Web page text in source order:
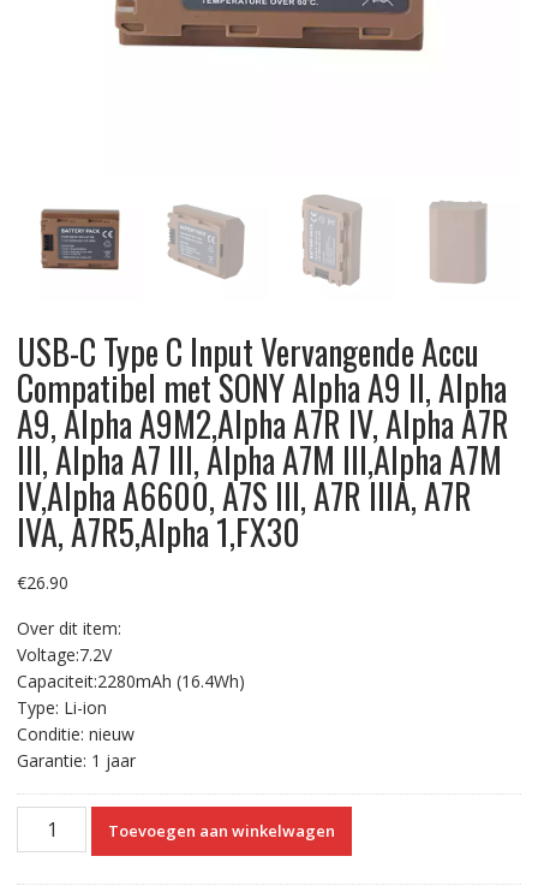
USB-C Type C Input Vervangende Accu
Compatibel met SONY Alpha A9 II, Alpha
A9, Alpha A9M2,Alpha A7R IV, Alpha A7R
III, Alpha A7 III, Alpha A7M III,Alpha A7M
IV,Alpha A6600, A7S III, A7R IIIA, A7R
IVA, A7R5,Alpha 1,FX30
€26.90
Over dit item:
Voltage:7.2V
Capaciteit:2280mAh (16.4Wh)
Type: Li-ion
Conditie: nieuw
Garantie: 1 jaar
USB-
Toevoegen aan winkelwagen